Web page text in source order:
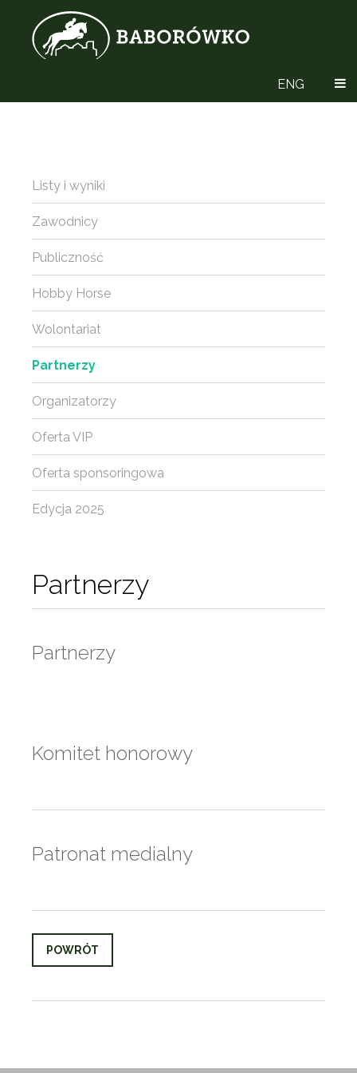
ENG
Partnerzy
Partnerzy
Komitet honorowy
Patronat medialny
POWRÓT
Listy i wyniki
Zawodnicy
Publiczność
Hobby Horse
Wolontariat
Partnerzy
Organizatorzy
Oferta VIP
Oferta sponsoringowa
Edycja 2025